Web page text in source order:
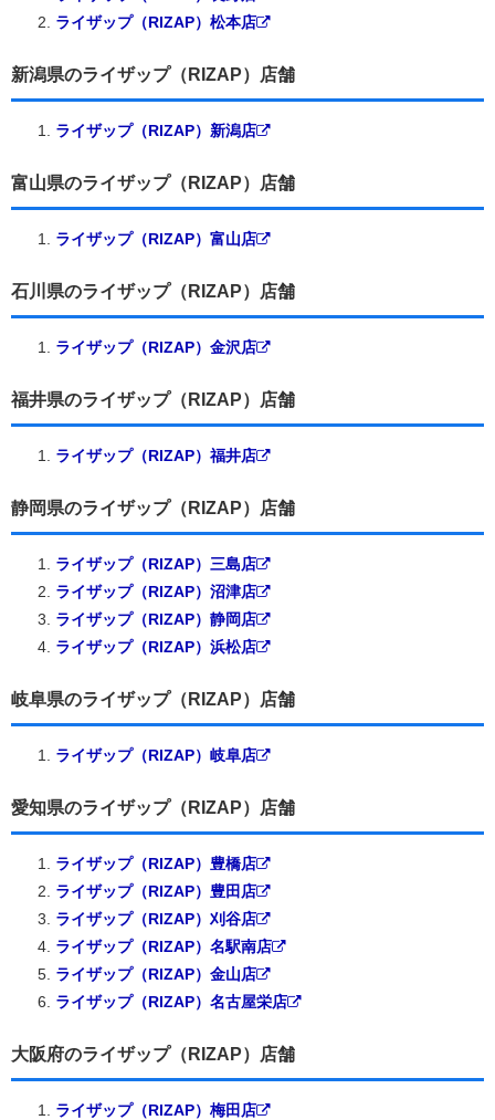
ライザップ（RIZAP）松本店
新潟県のライザップ（RIZAP）店舗
ライザップ（RIZAP）新潟店
富山県のライザップ（RIZAP）店舗
ライザップ（RIZAP）富山店
石川県のライザップ（RIZAP）店舗
ライザップ（RIZAP）金沢店
福井県のライザップ（RIZAP）店舗
ライザップ（RIZAP）福井店
静岡県のライザップ（RIZAP）店舗
ライザップ（RIZAP）三島店
ライザップ（RIZAP）沼津店
ライザップ（RIZAP）静岡店
ライザップ（RIZAP）浜松店
岐阜県のライザップ（RIZAP）店舗
ライザップ（RIZAP）岐阜店
愛知県のライザップ（RIZAP）店舗
ライザップ（RIZAP）豊橋店
ライザップ（RIZAP）豊田店
ライザップ（RIZAP）刈谷店
ライザップ（RIZAP）名駅南店
ライザップ（RIZAP）金山店
ライザップ（RIZAP）名古屋栄店
大阪府のライザップ（RIZAP）店舗
ライザップ（RIZAP）梅田店